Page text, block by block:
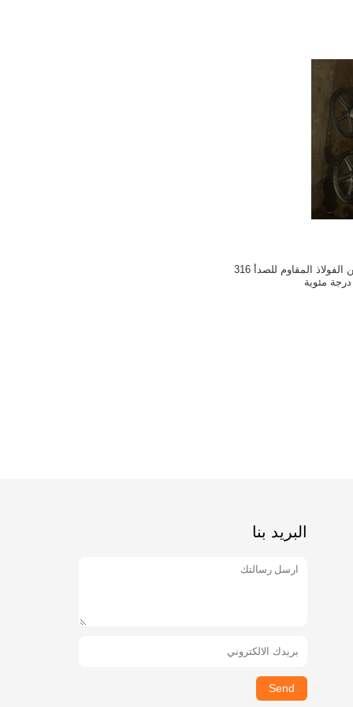
الصمام الكريوجيني من الفولاذ المقاوم للصدأ 316
البريد بنا
Send